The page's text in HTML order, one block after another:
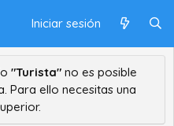
Iniciar sesión
"Turista" no es posible
Para ello necesitas una